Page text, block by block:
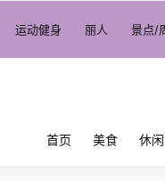
运动健身 丽人 景点/
首页 美食 休闲